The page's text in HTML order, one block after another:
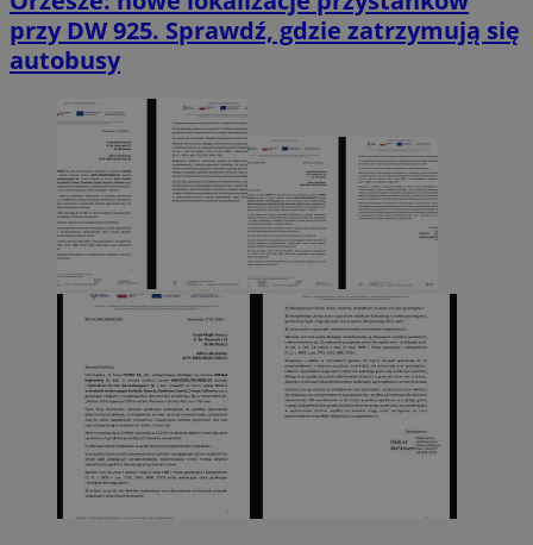
przy DW 925. Sprawdź, gdzie zatrzymują się
autobusy